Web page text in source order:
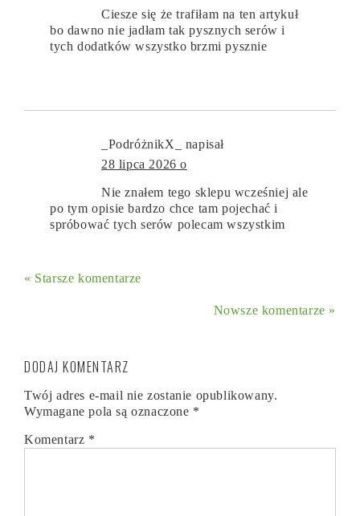
Ciesze się że trafiłam na ten artykuł
bo dawno nie jadłam tak pysznych serów i
tych dodatków wszystko brzmi pysznie
_PodróżnikX_
napisał
28 lipca 2026 o
Nie znałem tego sklepu wcześniej ale
po tym opisie bardzo chce tam pojechać i
spróbować tych serów polecam wszystkim
« Starsze komentarze
Nowsze komentarze »
DODAJ KOMENTARZ
Twój adres e-mail nie zostanie opublikowany.
Wymagane pola są oznaczone *
Komentarz *